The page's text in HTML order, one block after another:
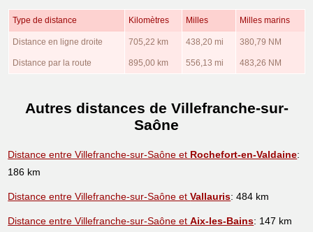
Type de distance Kilomètres Milles Milles marins
Distance en ligne droite 705,22 km 438,20 mi 380,79 NM
Distance par la route 895,00 km 556,13 mi 483,26 NM
Autres distances de Villefranche-sur-
Saône
Distance entre Villefranche-sur-Saône et Rochefort-en-Valdaine:
186 km
Distance entre Villefranche-sur-Saône etVallauris: 484 km
Distance entre Villefranche-sur-Saône etAix-les-Bains: 147 km